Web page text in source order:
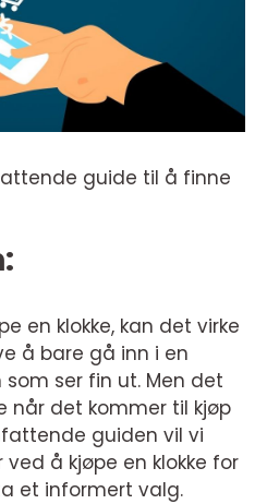
guide til å finne
en klokke, kan det virke
å bare gå inn i en
som ser fin ut. Men det
når det kommer til kjøp
guiden vil vi
å kjøpe en klokke for
et informert valg.